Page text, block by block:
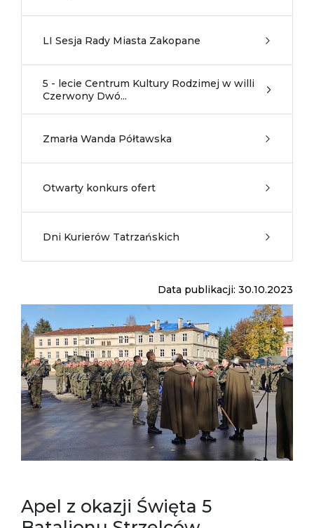
LI Sesja Rady Miasta Zakopane
5 - lecie Centrum Kultury Rodzimej w willi
Czerwony Dwó...
Zmarła Wanda Półtawska
Otwarty konkurs ofert
Dni Kurierów Tatrzańskich
Data publikacji: 30.10.2023
Apel z okazji Święta 5